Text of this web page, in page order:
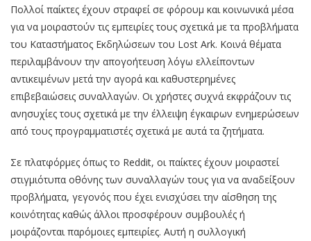
Πολλοί παίκτες έχουν στραφεί σε φόρουμ και κοινωνικά μέσα
για να μοιραστούν τις εμπειρίες τους σχετικά με τα προβλήματα
του Καταστήματος Εκδηλώσεων του Lost Ark. Κοινά θέματα
περιλαμβάνουν την απογοήτευση λόγω ελλείποντων
αντικειμένων μετά την αγορά και καθυστερημένες
επιβεβαιώσεις συναλλαγών. Οι χρήστες συχνά εκφράζουν τις
ανησυχίες τους σχετικά με την έλλειψη έγκαιρων ενημερώσεων
από τους προγραμματιστές σχετικά με αυτά τα ζητήματα.
Σε πλατφόρμες όπως το Reddit, οι παίκτες έχουν μοιραστεί
στιγμιότυπα οθόνης των συναλλαγών τους για να αναδείξουν
προβλήματα, γεγονός που έχει ενισχύσει την αίσθηση της
κοινότητας καθώς άλλοι προσφέρουν συμβουλές ή
μοιράζονται παρόμοιες εμπειρίες. Αυτή η συλλογική